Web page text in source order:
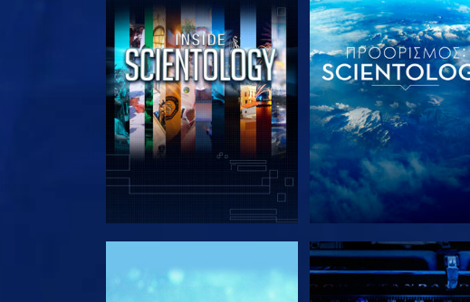
ΕΞΕΡΕΥΝΗΣΤΕ ΤΗ ΣΕΙΡΑ ΕΞΕΡΕΥΝΗΣΤΕ ΤΗ ΣΕΙΡΑ